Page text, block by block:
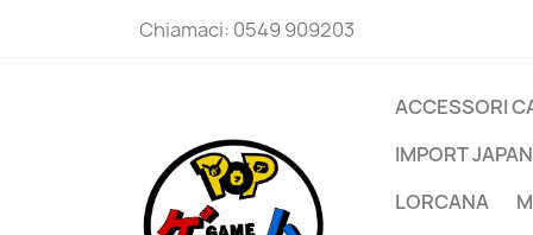
Chiamaci: 0549 909203
ACCESSORI
IMPORT JAPAN
LORCANA